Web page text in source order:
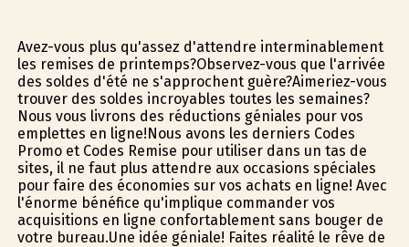
Avez-vous plus qu'assez d'attendre interminablement
les remises de printemps?Observez-vous que l'arrivée
des soldes d'été ne s'approchent guère?Aimeriez-vous
trouver des soldes incroyables toutes les semaines?
Nous vous livrons des réductions géniales pour vos
emplettes en ligne!Nous avons les derniers Codes
Promo et Codes Remise pour utiliser dans un tas de
sites, il ne faut plus attendre aux occasions spéciales
pour faire des économies sur vos achats en ligne! Avec
l'énorme bénéfice qu'implique commander vos
acquisitions en ligne confortablement sans bouger de
votre bureau.Une idée géniale! Faites réalité le rêve de